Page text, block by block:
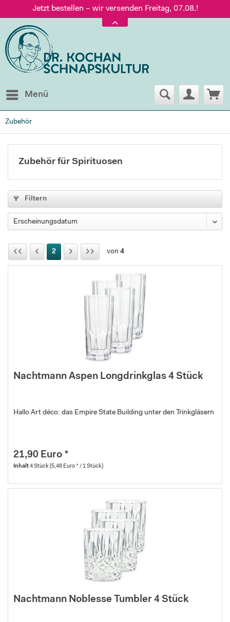
Jetzt bestellen – wir versenden Freitag, 07.08.!
Versand nur 5,60 €, gratis ab 95 € Warenwert
Jetzt bestellen – wir versenden Freitag, 07.08.!
Menü
Zubehör
Zubehör für Spirituosen
Filtern
2 von 4
Nachtmann Aspen Longdrinkglas 4 Stück
Hallo Art déco: das Empire State Building unter den Trinkgläsern
21,90 Euro *
Inhalt4 Stück(5,48 Euro * / 1 Stück)
Nachtmann Noblesse Tumbler 4 Stück